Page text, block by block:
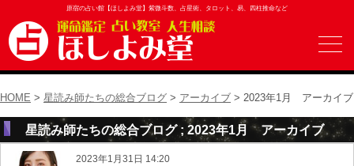
原宿の占い館【ほしよみ堂】紫微斗数、占星術、タロット、易、四柱推命など
HOME > 星読み師たちの総合ブログ > アーカイブ > 2023年1月 アーカイブ
星読み師たちの総合ブログ ; 2023年1月 アーカイブ
2023年1月31日 14:20